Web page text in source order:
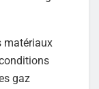
matériaux
gaz